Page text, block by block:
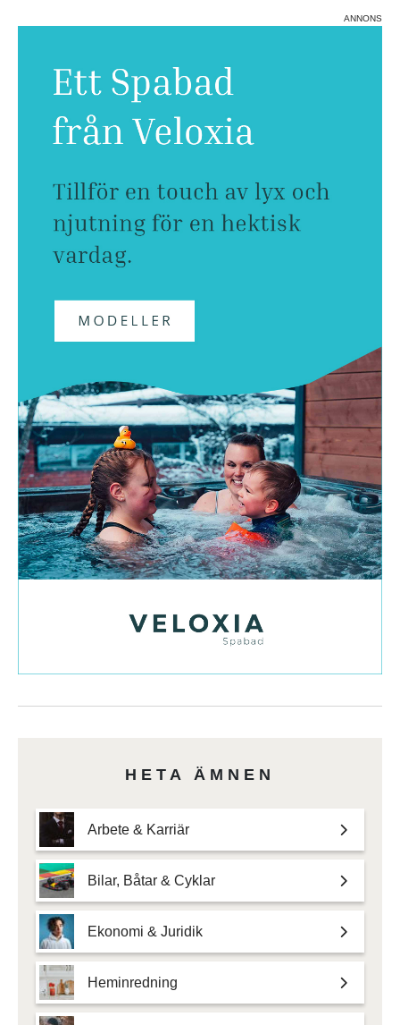
ANNONS
HETA ÄMNEN
Arbete & Karriär
Bilar, Båtar & Cyklar
Ekonomi & Juridik
Heminredning